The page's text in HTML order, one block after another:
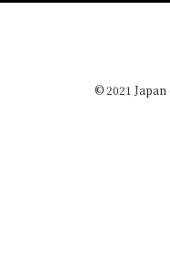
© 2021